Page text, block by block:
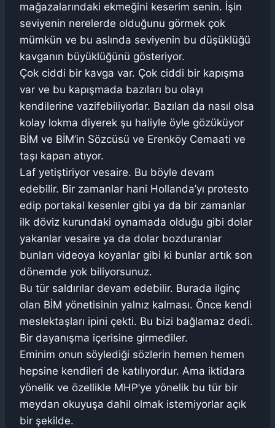
mağazalarındaki ekmeğini keserim senin. İşin
seviyenin nerelerde olduğunu görmek çok
mümkün ve bu aslında seviyenin bu düşüklüğü
kavganın büyüklüğünü gösteriyor.
Çok ciddi bir kavga var. Çok ciddi bir kapışma
var ve bu kapışmada bazıları bu olayı
kendilerine vazifebiliyorlar. Bazıları da nasıl olsa
kolay lokma diyerek şu haliyle öyle gözüküyor
BİM ve BİM’in Sözcüsü ve Erenköy Cemaati ve
taşı kapan atıyor.
Laf yetiştiriyor vesaire. Bu böyle devam
edebilir. Bir zamanlar hani Hollanda’yı protesto
edip portakal kesenler gibi ya da bir zamanlar
ilk döviz kurundaki oynamada olduğu gibi dolar
yakanlar vesaire ya da dolar bozduranlar
bunları videoya koyanlar gibi ki bunlar artık son
dönemde yok biliyorsunuz.
Bu tür saldırılar devam edebilir. Burada ilginç
olan BİM yönetisinin yalnız kalması. Önce kendi
meslektaşları ipini çekti. Bu bizi bağlamaz dedi.
Bir dayanışma içerisine girmediler.
Eminim onun söylediği sözlerin hemen hemen
hepsine kendileri de katılıyordur. Ama iktidara
yönelik ve özellikle MHP’ye yönelik bu tür bir
meydan okuyuşa dahil olmak istemiyorlar açık
bir şekilde.